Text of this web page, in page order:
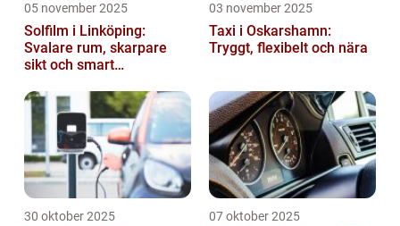
05 november 2025
Solfilm i Linköping:
Svalare rum, skarpare
sikt och smart
03 november 2025
Taxi i Oskarshamn:
Tryggt, flexibelt och nära
30 oktober 2025 07 oktober 2025